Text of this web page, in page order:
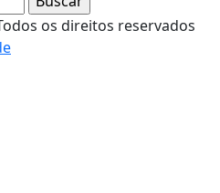
os direitos reservados